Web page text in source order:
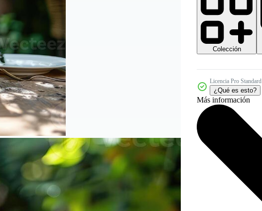
Colección
Licencia Pro Standard
¿Qué es esto?
Más información